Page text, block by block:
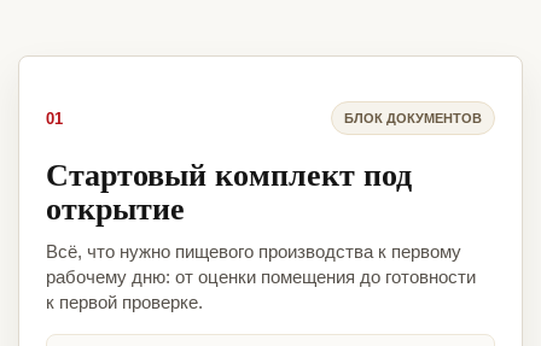
01 БЛОК ДОКУМЕНТОВ
Стартовый комплект под
открытие
Всё, что нужно пищевого производства к первому
рабочему дню: от оценки помещения до готовности
к первой проверке.